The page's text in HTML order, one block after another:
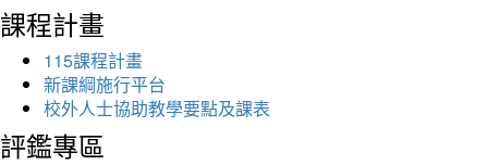
課程計畫
115課程計畫
新課綱施行平台
校外人士協助教學要點及課表
評鑑專區